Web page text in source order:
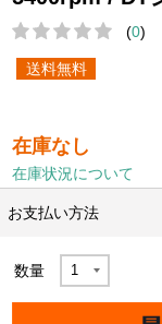
(0)
送料無料
在庫なし
在庫状況について
お支払い方法
数量